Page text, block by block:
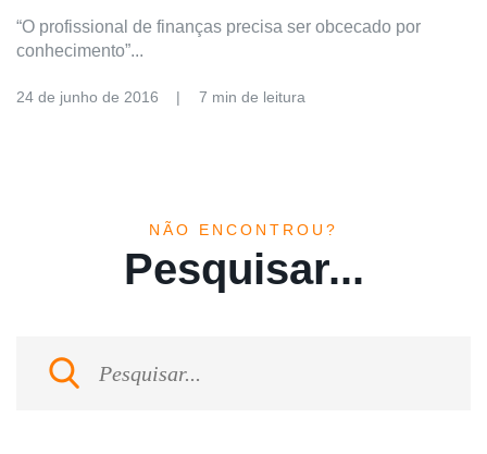
“O profissional de finanças precisa ser obcecado por
conhecimento”...
24 de junho de 2016 7 min de leitura
NÃO ENCONTROU?
Pesquisar...